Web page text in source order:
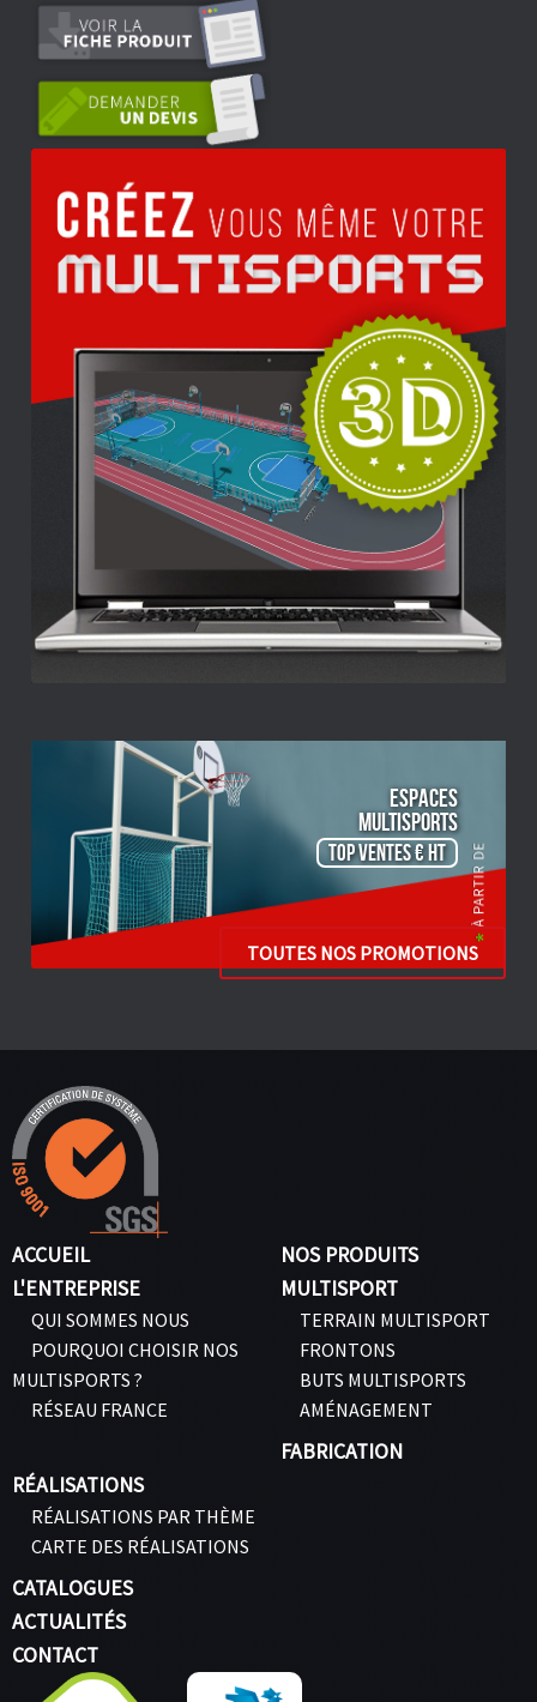
ESPACES
Multisports
TOP VENTES € HT
TOUTES NOS PROMOTIONS
ACCUEIL
L'ENTREPRISE
QUI SOMMES NOUS
POURQUOI CHOISIR NOS
MULTISPORTS ?
RÉSEAU FRANCE
NOS PRODUITS
MULTISPORT
TERRAIN MULTISPORT
FRONTONS
BUTS MULTISPORTS
AMÉNAGEMENT
FABRICATION
RÉALISATIONS
RÉALISATIONS PAR THÈME
CARTE DES RÉALISATIONS
CATALOGUES
ACTUALITÉS
CONTACT